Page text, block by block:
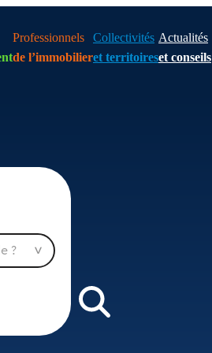
Professionnels
de l’immobilier
Collectivités
et territoires
Actualités
et conseils